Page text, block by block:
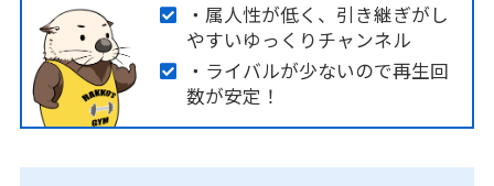
・属人性が低く、引き継ぎがし
やすいゆっくりチャンネル
・ライバルが少ないので再生回
数が安定！